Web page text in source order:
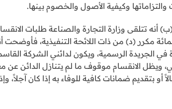
وكيفية الأصول والخصوم بينها.
أنه تتلقى وزارة التجارة والصناعة طلبات
مكرر (د) من ذات اللائحة التنفيذية،
في الجريدة الرسمية، ويكون لدائني الشركة
ويظل الانقسام موقوف ما لم يتنازل الدائن
أو بتقديم ضمانات كافية للوفاء به إذا كان آجلاً،